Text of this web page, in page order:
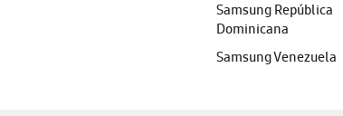
Samsung República
Dominicana
Samsung Venezuela